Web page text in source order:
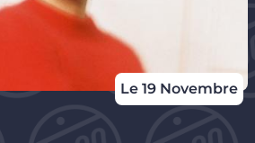
Le 19 Novembre